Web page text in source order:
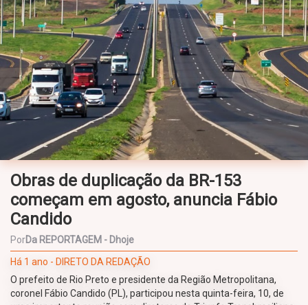
Obras de duplicação da BR-153
começam em agosto, anuncia Fábio
Candido
PorDa REPORTAGEM - Dhoje
Há 1 ano - DIRETO DA REDAÇÃO
O prefeito de Rio Preto e presidente da Região Metropolitana,
coronel Fábio Candido (PL), participou nesta quinta-feira, 10, de